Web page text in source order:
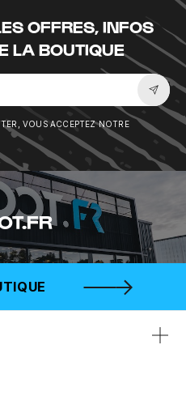
OFFRES, INFOS
LA BOUTIQUE
VOUS ACCEPTEZ NOTRE